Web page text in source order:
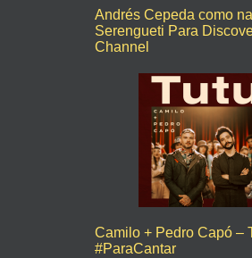
Andrés Cepeda como
Serengueti Para
Channel
Camilo + Pedro Capó –
#ParaCantar